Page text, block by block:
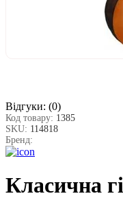
Відгуки: (0)
Код товару: 1385
SKU: 114818
Бренд:
Класична